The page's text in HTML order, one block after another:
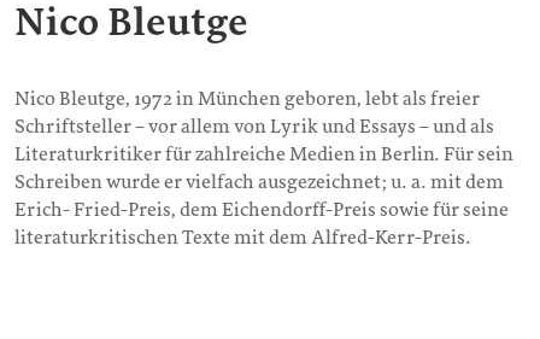
Nico Bleutge
Nico Bleutge, 1972 in München geboren, lebt als freier
Schriftsteller – vor allem von Lyrik und Essays – und als
Literaturkritiker für zahlreiche Medien in Berlin. Für sein
Schreiben wurde er vielfach ausgezeichnet; u. a. mit dem
Erich- Fried-Preis, dem Eichendorff-Preis sowie für seine
literaturkritischen Texte mit dem Alfred-Kerr-Preis.